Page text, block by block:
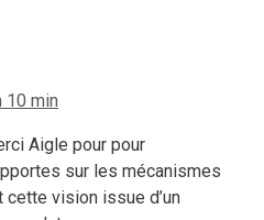
min
Aigle pour pour
sur les mécanismes
vision issue d’un